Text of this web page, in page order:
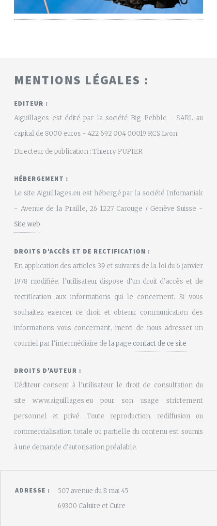
MENTIONS LÉGALES :
EDITEUR :
Aiguillages est édité par la société Big Pebble - SARL au
capital de 8000 euros - 422 692 004 00019 RCS Lyon
Directeur de publication : Thierry PUPIER
HÉBERGEMENT :
Le site Aiguillages.eu est hébergé par la société Infomaniak
- Avenue de la Praille, 26 1227 Carouge / Genève Suisse -
Site web
DROITS D'ACCÈS ET DE RECTIFICATION :
En application des articles 39 et suivants de la loi du 6 janvier
1978 modifiée, l’utilisateur dispose d’un droit d’accès et de
rectification aux informations qui le concernent. Si vous
souhaitez exercer ce droit et obtenir communication des
informations vous concernant, merci de nous adresser un
courriel par l'intermédiaire de la page contact de ce site
DROITS D'AUTEUR :
L’éditeur consent à l’utilisateur le droit de consultation du
site www.aiguillages.eu pour son usage strictement
personnel et privé. Toute reproduction, rediffusion ou
commercialisation totale ou partielle du contenu est soumis
à une demande d'autorisation préalable.
ADRESSE :
507 avenue du 8 mai 45
69300 Caluire et Cuire